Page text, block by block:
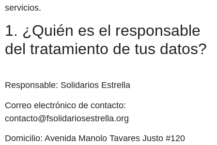
servicios.
1. ¿Quién es el responsable
del tratamiento de tus datos?
Responsable: Solidarios Estrella
Correo electrónico de contacto:
contacto@fsolidariosestrella.org
Domicilio: Avenida Manolo Tavares Justo #120